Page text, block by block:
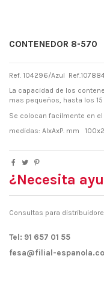
CONTENEDOR 8-570
Ref. 104296/Azul
La capacidad de los
mas pequeños, hasta los
Se colocan facilmente en
medidas: AlxAxP. mm
¿Necesita
Consultas para
Tel: 91 657 01 55
fesa@filial-